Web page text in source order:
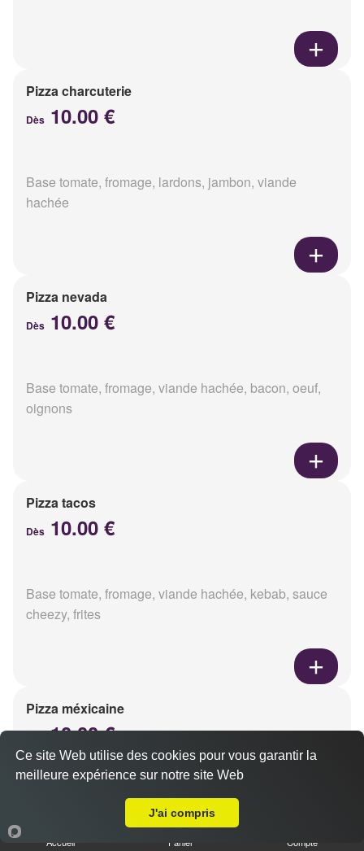
Pizza charcuterie
Dès 10.00 €
Base tomate, fromage, lardons, jambon, viande
hachée
Pizza nevada
Dès 10.00 €
Base tomate, fromage, viande hachée, bacon, oeuf,
oignons
Pizza tacos
Dès 10.00 €
Base tomate, fromage, viande hachée, kebab, sauce
cheezy, frites
Pizza méxicaine
10.00 €
Base sauce barbecue, fromage, viande hachée,
Accueil Panier Compte
Ce site Web utilise des cookies pour vous garantir la
meilleure expérience sur notre site Web
J'ai compris